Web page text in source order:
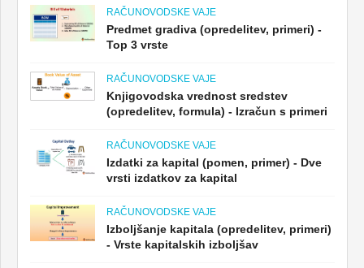
RAČUNOVODSKE VAJE
Predmet gradiva (opredelitev, primeri) -
Top 3 vrste
RAČUNOVODSKE VAJE
Knjigovodska vrednost sredstev
(opredelitev, formula) - Izračun s primeri
RAČUNOVODSKE VAJE
Izdatki za kapital (pomen, primer) - Dve
vrsti izdatkov za kapital
RAČUNOVODSKE VAJE
Izboljšanje kapitala (opredelitev, primeri)
- Vrste kapitalskih izboljšav